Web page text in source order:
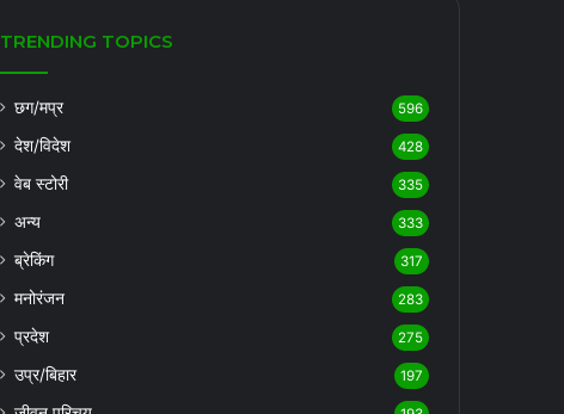
TRENDING TOPICS
छग/मप्र 596
देश/विदेश 428
वेब स्टोरी 335
अन्य 333
ब्रेकिंग 317
मनोरंजन 283
प्रदेश 275
उप्र/बिहार 197